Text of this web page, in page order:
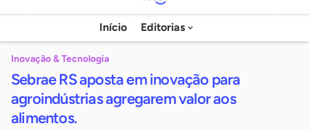
Agência
Sebrae
Notícias
Início Editorias
chave
Inovação & Tecnologia
Sebrae RS aposta em inovação para
agroindústrias agregarem valor aos
alimentos.